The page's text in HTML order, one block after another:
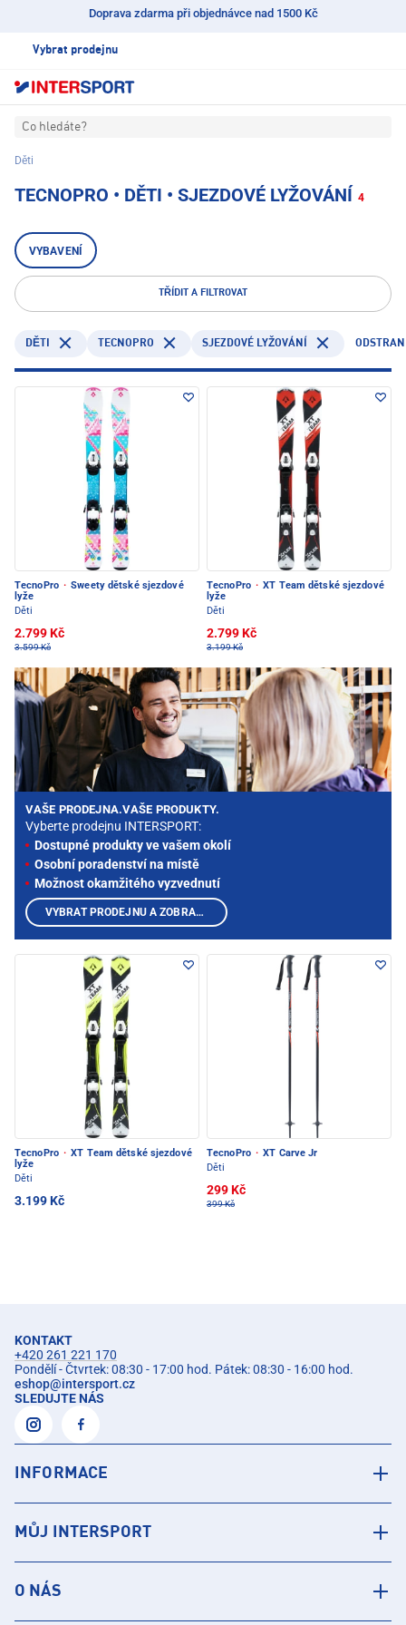
Doprava zdarma při objednávce nad 1500 Kč
Vybrat prodejnu
Co hledáte?
Děti
TECNOPRO • DĚTI • SJEZDOVÉ LYŽOVÁNÍ 4
VYBAVENÍ
TŘÍDIT A FILTROVAT
DĚTI TECNOPRO SJEZDOVÉ LYŽOVÁNÍ
TecnoPro · Sweety dětské sjezdové
lyže
Děti
2.799 Kč
3.599 Kč
TecnoPro · XT Team dětské sjezdové
lyže
Děti
2.799 Kč
3.199 Kč
TecnoPro · XT Team dětské sjezdové
lyže
Děti
3.199 Kč
TecnoPro · XT Carve Jr
Děti
299 Kč
399 Kč
VAŠE PRODEJNA.VAŠE PRODUKTY.
Vyberte prodejnu INTERSPORT:
Dostupné produkty ve vašem okolí
Osobní poradenství na místě
Možnost okamžitého vyzvednutí
VYBRAT PRODEJNU A ZOBRAZIT PRODUKTY
KONTAKT
+420 261 221 170
Pondělí - Čtvrtek: 08:30 - 17:00 hod. Pátek: 08:30 - 16:00 hod.
eshop@intersport.cz
SLEDUJTE NÁS
INFORMACE
MŮJ INTERSPORT
O NÁS